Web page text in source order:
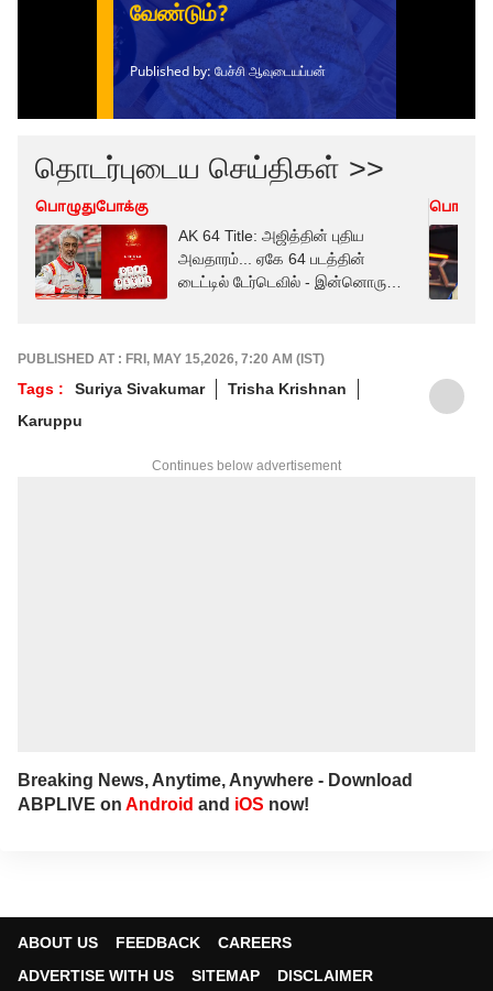
தொடர்புடைய செய்திகள் >>
பொழுதுபோக்கு
AK 64 Title: அஜித்தின் புதிய
அவதாரம்... ஏகே 64 படத்தின்
டைட்டில் டேர்டெவில் - இன்னொரு
PUBLISHED AT : FRI, MAY 15,2026, 7:20 AM (IST)
Tags : Suriya Sivakumar
Trisha Krishnan
Karuppu
Continues below advertisement
Breaking News, Anytime, Anywhere - Download
ABPLIVE on Android and iOS now!
ABOUT US FEEDBACK
CAREERS
ADVERTISE WITH US
SITEMAP
DISCLAIMER